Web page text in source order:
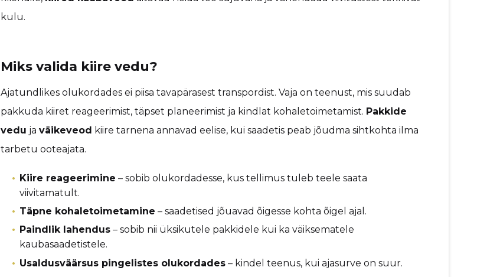
kulu.
Miks valida kiire vedu?
Ajatundlikes olukordades ei piisa tavapärasest transpordist. Vaja on teenust, mis suudab
pakkuda kiiret reageerimist, täpset planeerimist ja kindlat kohaletoimetamist. Pakkide
vedu ja väikeveod kiire tarnena annavad eelise, kui saadetis peab jõudma sihtkohta ilma
tarbetu ooteajata.
Kiire reageerimine – sobib olukordadesse, kus tellimus tuleb teele saata
viivitamatult.
Täpne kohaletoimetamine – saadetised jõuavad õigesse kohta õigel ajal.
Paindlik lahendus– sobib nii üksikutele pakkidele kui ka väiksematele
kaubasaadetistele.
Usaldusväärsus pingelistes olukordades– kindel teenus, kui ajasurve on suur.